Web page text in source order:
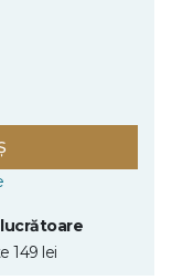
149 lei